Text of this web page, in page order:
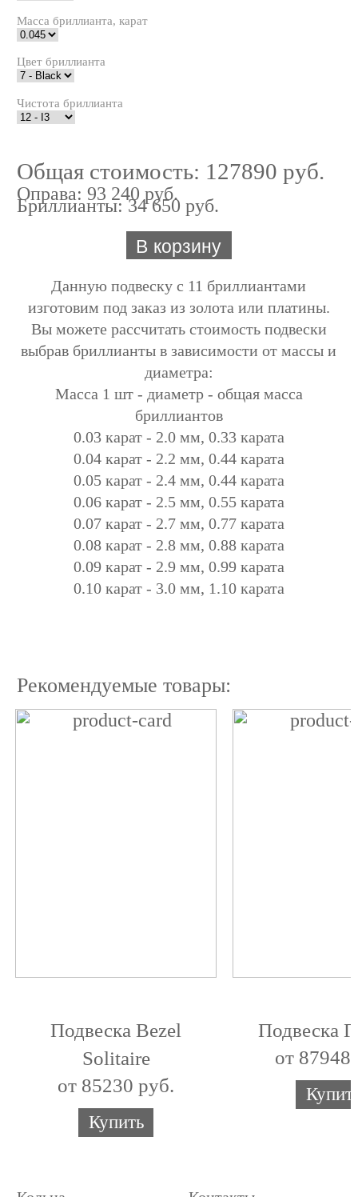
Масса бриллианта, карат
Цвет бриллианта
Чистота бриллианта
Общая стоимость: 127890 руб.
Оправа:93 240 руб.
Бриллианты: 34 650 руб.
В корзину
Данную подвеску с 11 бриллиантами
изготовим под заказ из золота или платины.
Вы можете рассчитать стоимость подвески
выбрав бриллианты в зависимости от массы и
диаметра:
Масса 1 шт - диаметр - общая масса
бриллиантов
0.03 карат - 2.0 мм, 0.33 карата
0.04 карат - 2.2 мм, 0.44 карата
0.05 карат - 2.4 мм, 0.44 карата
0.06 карат - 2.5 мм, 0.55 карата
0.07 карат - 2.7 мм, 0.77 карата
0.08 карат - 2.8 мм, 0.88 карата
0.09 карат - 2.9 мм, 0.99 карата
0.10 карат - 3.0 мм, 1.10 карата
Рекомендуемые товары:
Подвеска Bezel
Solitaire
от 85230 руб.
Купить
Подвеска
от 87948